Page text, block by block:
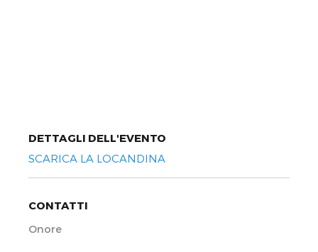
DETTAGLI DELL'EVENTO
SCARICA LA LOCANDINA
CONTATTI
Onore